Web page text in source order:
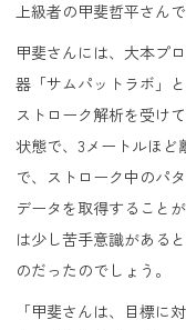
上級者の甲斐哲平さんで
甲斐さんには、大本プ
器「サムパットラボ」
ストローク解析を受け
状態で、3メートルほ
で、ストローク中のパ
データを取得すること
は少し苦手意識がある
のだったのでしょう。
「甲斐さんは、目標に